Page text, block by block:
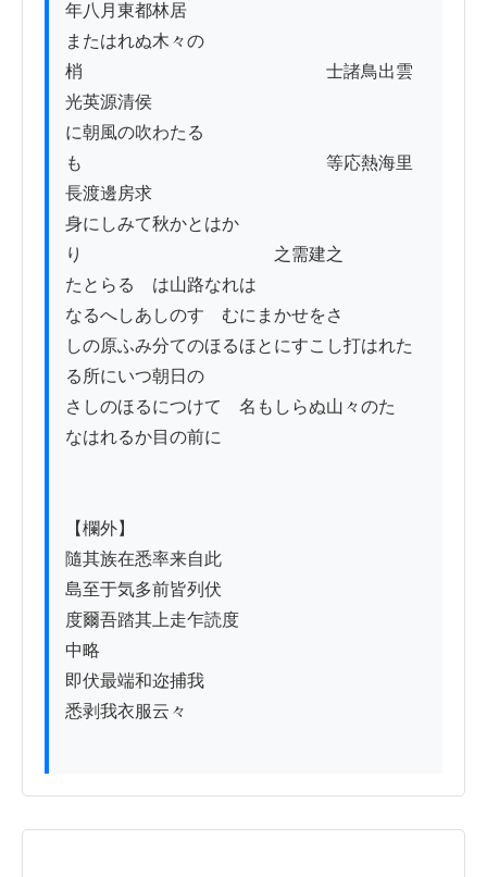
年八月東都林居
またはれぬ木々の
梢　　　　　　　　　　　　　　士諸鳥出雲
光英源清侯
に朝風の吹わたる
も　　　　　　　　　　　　　　等応熱海里
長渡邊房求
身にしみて秋かとはか
り　　　　　　　　　　　之需建之
たとらるゝは山路なれは
なるへしあしのすゝむにまかせをさゝ
しの原ふみ分てのほるほとにすこし打はれた
る所にいつ朝日の
さしのほるにつけて　名もしらぬ山々のたゝ
なはれるか目の前に
【欄外】
隨其族在悉率来自此
島至于気多前皆列伏
度爾吾踏其上走乍読度
中略
即伏最端和迩捕我
悉剥我衣服云々